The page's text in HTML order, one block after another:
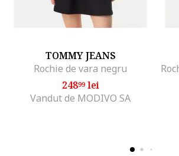
TOMMY JEANS
Rochie de vara negru
24899lei
Vandut de MODIVO SA